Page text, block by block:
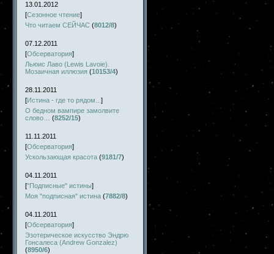
13.01.2012
[Сезонное чтение]
Что читаем СЕЙЧАС (8012/8)
07.12.2011
[Обсерватория]
Льюис Лаво (Lewis Lavoie).
Мозаичная иллюзия (10153/4)
28.11.2011
[Истина - где то рядом... ]
О бедном вампире замолвите
слово…
(8252/15)
11.11.2011
[Обсерватория]
Ускользающая красота (9181/7)
04.11.2011
["Подписные" истины]
Моя "подписная" истина (7882/8)
04.11.2011
[Обсерватория]
Эзотерическое искусство Эндрю
Гонсалеса (Andrew Gonzalez)
(8950/6)